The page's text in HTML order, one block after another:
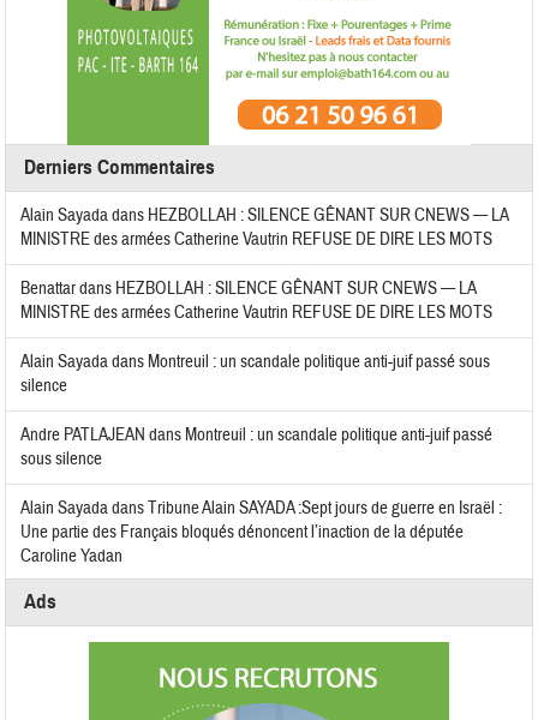
Derniers Commentaires
Alain Sayadadans HEZBOLLAH : SILENCE GÊNANT SUR CNEWS — LA
MINISTRE des armées Catherine Vautrin REFUSE DE DIRE LES MOTS
Benattardans HEZBOLLAH : SILENCE GÊNANT SUR CNEWS — LA
MINISTRE des armées Catherine Vautrin REFUSE DE DIRE LES MOTS
Alain Sayadadans Montreuil : un scandale politique anti-juif passé sous
silence
Andre PATLAJEAN dans Montreuil : un scandale politique anti-juif passé
sous silence
Alain SayadadansTribune Alain SAYADA :Sept jours de guerre en Israël :
Une partie des Français bloqués dénoncent l’inaction de la députée
Caroline Yadan
Ads